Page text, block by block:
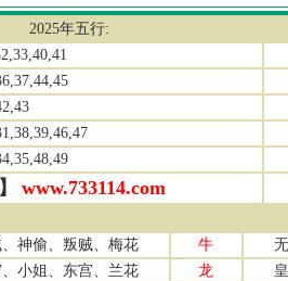
2025年五行:
www.733114.com
、神偷、叛贼、梅花 牛
小姐、东宫、兰花 龙